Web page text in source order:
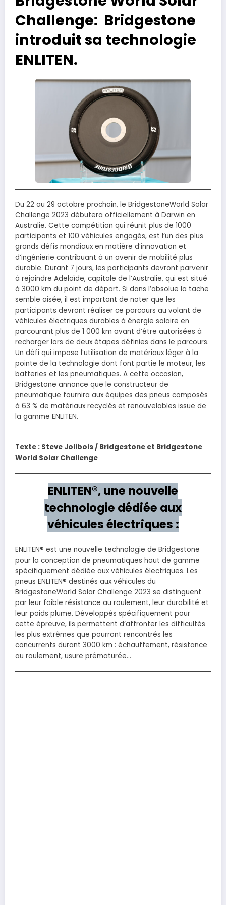
Challenge: Bridgestone
introduit sa technologie
ENLITEN.
Du 22 au 29 octobre prochain, le BridgestoneWorld Solar
Challenge 2023 débutera officiellement à Darwin en
Australie. Cette compétition qui réunit plus de 1000
participants et 100 véhicules engagés, est l’un des plus
grands défis mondiaux en matière d’innovation et
d’ingénierie contribuant à un avenir de mobilité plus
durable. Durant 7 jours, les participants devront parvenir
à rejoindre Adelaïde, capitale de l’Australie, qui est situé
à 3000 km du point de départ. Si dans l’absolue la tache
semble aisée, il est important de noter que les
participants devront réaliser ce parcours au volant de
véhicules électriques durables à énergie solaire en
parcourant plus de 1 000 km avant d’être autorisées à
recharger lors de deux étapes définies dans le parcours.
Un défi qui impose l’utilisation de matériaux léger à la
pointe de la technologie dont font partie le moteur, les
batteries et les pneumatiques. A cette occasion,
Bridgestone annonce que le constructeur de
pneumatique fournira aux équipes des pneus composés
à 63 % de matériaux recyclés et renouvelables issue de
la gamme ENLITEN.
Texte : Steve Jolibois / Bridgestone et Bridgestone
World Solar Challenge
ENLITEN®, une nouvelle
technologie dédiée aux
véhicules électriques :
ENLITEN® est une nouvelle technologie de Bridgestone
pour la conception de pneumatiques haut de gamme
spécifiquement dédiée aux véhicules électriques. Les
pneus ENLITEN® destinés aux véhicules du
BridgestoneWorld Solar Challenge 2023 se distinguent
par leur faible résistance au roulement, leur durabilité et
leur poids plume. Développés spécifiquement pour
cette épreuve, ils permettent d’affronter les difficultés
les plus extrêmes que pourront rencontrés les
concurrents durant 3000 km : échauffement, résistance
au roulement, usure prématurée…